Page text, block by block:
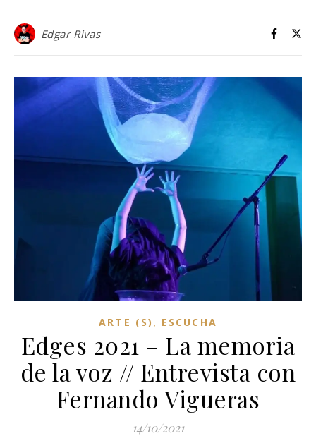
Edgar Rivas
ARTE (S) , ESCUCHA
Edges 2021 – La memoria
de la voz // Entrevista con
Fernando Vigueras
14/10/2021